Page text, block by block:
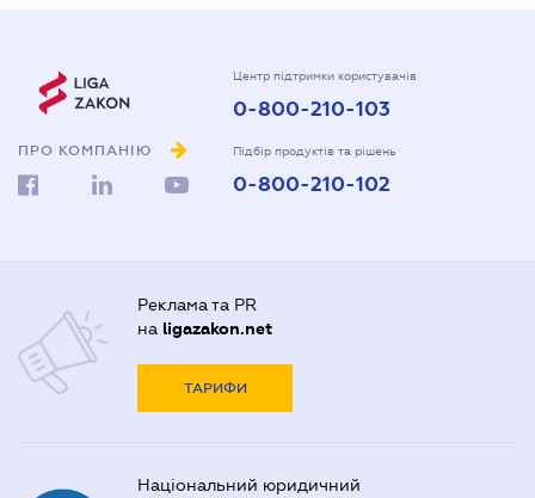
ПРО КОМПАНІЮ
Центр підтримки користувачів
0-800-210-103
Підбір продуктів та рішень
0-800-210-102
Реклама та PR
на ligazakon.net
ТАРИФИ
Національний юридичний